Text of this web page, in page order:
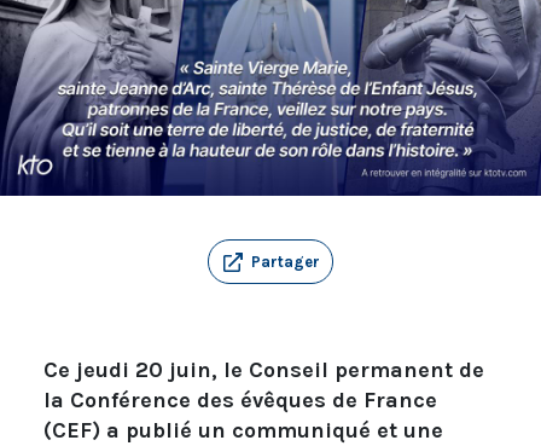
Partager
Ce jeudi 20 juin, le Conseil permanent de
la Conférence des évêques de France
(CEF) a publié un communiqué et une